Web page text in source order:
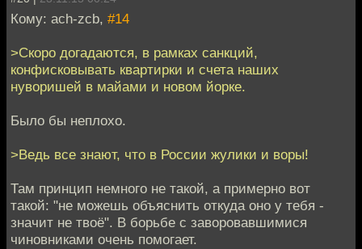
Кому: ach-zcb, #14
>Скоро догадаются, в рамках санкций,
конфисковывать квартирки и счета наших
нуворишей в майами и новом йорке.
Было бы неплохо.
>Ведь все знают, что в России жулики и воры!
Там принцип немного не такой, а примерно вот
такой: "не можешь объяснить откуда оно у тебя -
значит не твоё". В борьбе с заворовавшимися
чиновниками очень помогает.